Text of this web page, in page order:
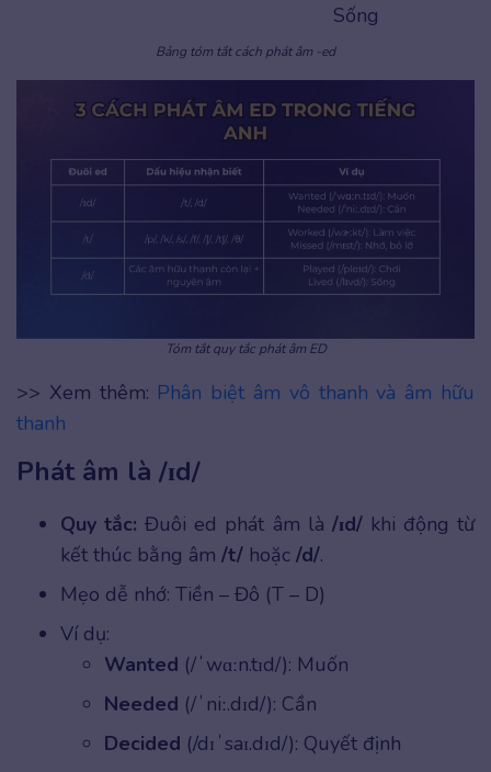
Sống
Bảng tóm tắt cách phát âm -ed
Tóm tắt quy tắc phát âm ED
>> Xem thêm: Phân biệt âm vô thanh và âm hữu
thanh
Phát âm là /ɪd/
Quy tắc:Đuôi ed phát âm là /ɪd/khi động từ
kết thúc bằng âm /t/ hoặc /d/.
Mẹo dễ nhớ: Tiền – Đô (T – D)
Ví dụ:
Wanted (/ˈwɑːn.tɪd/): Muốn
Needed (/ˈniː.dɪd/): Cần
Decided (/dɪˈsaɪ.dɪd/): Quyết định